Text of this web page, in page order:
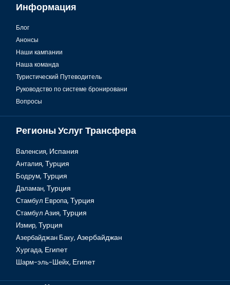
Информация
Блог
Анонсы
Наши кампании
Наша команда
Туристический Путеводитель
Руководство по системе бронировани
Вопросы
Регионы Услуг Трансфера
Валенсия, Испания
Анталия, Турция
Бодрум, Турция
Даламан, Турция
Стамбул Европа, Турция
Стамбул Азия, Турция
Измир, Турция
Азербайджан Баку, Азербайджан
Хургада, Египет
Шарм-эль-Шейх, Египет